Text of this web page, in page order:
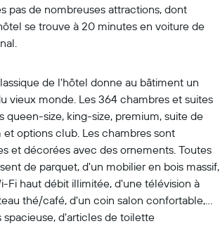
pas de nombreuses attractions, dont
se trouve à 20 minutes en voiture de
de l'hôtel donne au bâtiment un
vieux monde. Les 364 chambres et suites
queen-size, king-size, premium, suite de
options club. Les chambres sont
et décorées avec des ornements. Toutes
de parquet, d'un mobilier en bois massif,
Fi haut débit illimitée, d'une télévision à
thé/café, d'un coin salon confortable,
spacieuse, d'articles de toilette